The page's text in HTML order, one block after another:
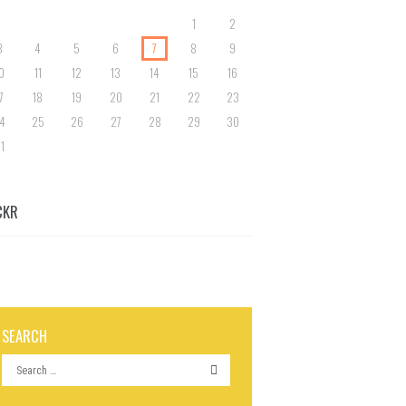
1
2
4 5 6 7 8
9
11 12 13 14 15
16
18 19 20 21 22
23
25 26 27 28 29
30
SEARCH